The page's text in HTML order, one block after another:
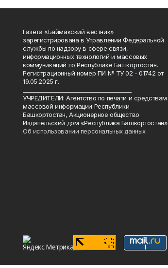
Газета «Баймакский вестник»
зарегистрирована в Управлении Федеральной
службы по надзору в сфере связи,
информационных технологий и массовых
коммуникаций по Республике Башкортостан.
Регистрационный номер ПИ № ТУ 02 - 01742 от
19.05.2025 г.
УЧРЕДИТЕЛИ: Агентство по печати и средствам
массовой информации Республики
Башкортостан, Акционерное общество
Издательский дом «Республика Башкортостан»
Об использовании персональных данных